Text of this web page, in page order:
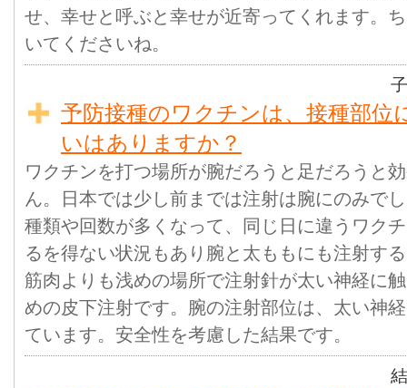
せ、幸せと呼ぶと幸せが近寄ってくれます。
いてくださいね。
予防接種のワクチンは、接種部位
いはありますか？
ワクチンを打つ場所が腕だろうと足だろうと
ん。日本では少し前までは注射は腕にのみで
種類や回数が多くなって、同じ日に違うワク
るを得ない状況もあり腕と太ももにも注射す
筋肉よりも浅めの場所で注射針が太い神経に
めの皮下注射です。腕の注射部位は、太い神
ています。安全性を考慮した結果です。